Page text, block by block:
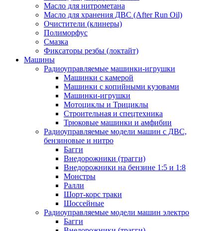
Масло для нитрометана
Масло для хранения ДВС (After Run Oil)
Очистители (клинеры)
Полиморфус
Смазка
Фиксаторы резбы (локтайт)
Машины
Радиоуправляемые машинки-игрушки
Машинки с камерой
Машинки с копийными кузовами
Машинки-игрушки
Мотоциклы и Трициклы
Строительная и спецтехника
Трюковые машинки и амфибии
Радиоуправляемые модели машин с ДВС,
бензиновые и нитро
Багги
Внедорожники (трагги)
Внедорожники на бензине 1:5 и 1:8
Монстры
Ралли
Шорт-корс траки
Шоссейные
Радиоуправляемые модели машин электро
Багги